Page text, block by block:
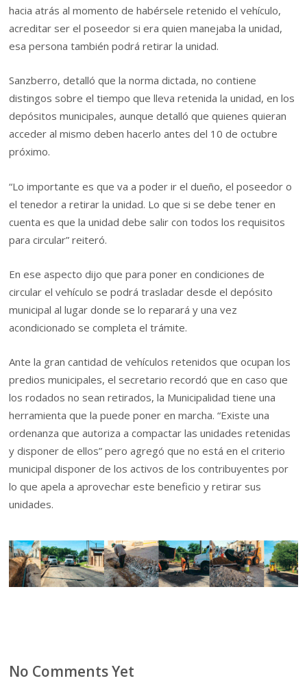
hacia atrás al momento de habérsele retenido el vehículo,
acreditar ser el poseedor si era quien manejaba la unidad,
esa persona también podrá retirar la unidad.
Sanzberro, detalló que la norma dictada, no contiene
distingos sobre el tiempo que lleva retenida la unidad, en los
depósitos municipales, aunque detalló que quienes quieran
acceder al mismo deben hacerlo antes del 10 de octubre
próximo.
“Lo importante es que va a poder ir el dueño, el poseedor o
el tenedor a retirar la unidad. Lo que si se debe tener en
cuenta es que la unidad debe salir con todos los requisitos
para circular” reiteró.
En ese aspecto dijo que para poner en condiciones de
circular el vehículo se podrá trasladar desde el depósito
municipal al lugar donde se lo reparará y una vez
acondicionado se completa el trámite.
Ante la gran cantidad de vehículos retenidos que ocupan los
predios municipales, el secretario recordó que en caso que
los rodados no sean retirados, la Municipalidad tiene una
herramienta que la puede poner en marcha. “Existe una
ordenanza que autoriza a compactar las unidades retenidas
y disponer de ellos” pero agregó que no está en el criterio
municipal disponer de los activos de los contribuyentes por
lo que apela a aprovechar este beneficio y retirar sus
unidades.
No Comments Yet